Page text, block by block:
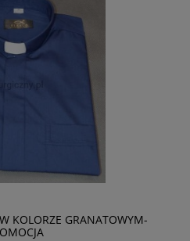
KOLORZE GRANATOWYM-